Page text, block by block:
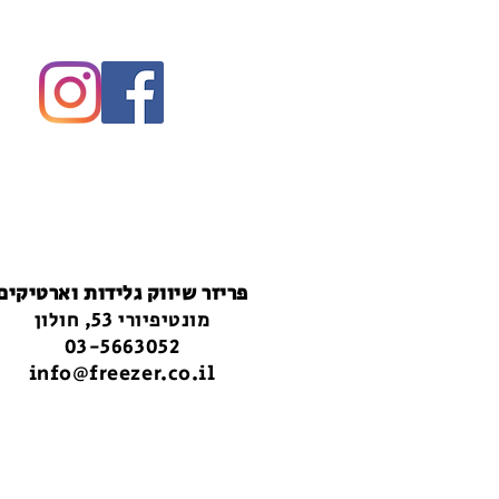
פריזר שיווק גלידות
מונטיפיורי 53, חולון
03-5663052
info@freezer.co.il